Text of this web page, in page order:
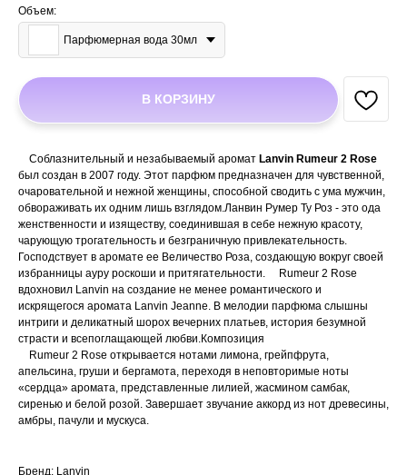
Объем:
Парфюмерная вода 30мл
В КОРЗИНУ
Соблазнительный и незабываемый аромат Lanvin Rumeur 2 Rose
был создан в 2007 году. Этот парфюм предназначен для чувственной,
очаровательной и нежной женщины, способной сводить с ума мужчин,
обвораживать их одним лишь взглядом.Ланвин Румер Ту Роз - это ода
женственности и изяществу, соединившая в себе нежную красоту,
чарующую трогательность и безграничную привлекательность.
Господствует в аромате ее Величество Роза, создающую вокруг своей
избранницы ауру роскоши и притягательности. Rumeur 2 Rose
вдохновил Lanvin на создание не менее романтического и
искрящегося аромата Lanvin Jeanne. В мелодии парфюма слышны
интриги и деликатный шорох вечерних платьев, история безумной
страсти и всепоглащающей любви.Композиция
Rumeur 2 Rose открывается нотами лимона, грейпфрута,
апельсина, груши и бергамота, переходя в неповторимые ноты
«сердца» аромата, представленные лилией, жасмином самбак,
сиренью и белой розой. Завершает звучание аккорд из нот древесины,
амбры, пачули и мускуса.
Бренд: Lanvin